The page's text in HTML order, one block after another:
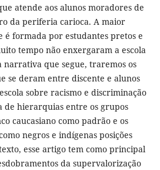
atende aos alunos moradores de
da periferia carioca. A maior
é formada por estudantes pretos e
tempo não enxergaram a escola
que segue, traremos os
se deram entre discente e alunos
sobre racismo e discriminação
de hierarquias entre os grupos
caucasiano como padrão e os
negros e indígenas posições
esse artigo tem como principal
da supervalorização